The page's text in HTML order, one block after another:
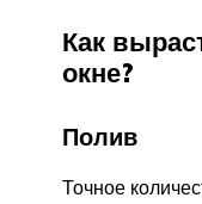
Как
окне?
Полив
Точное